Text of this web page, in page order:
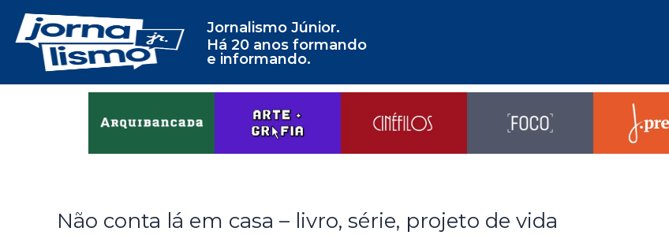
Jornalismo Júnior.
Há 20 anos formando
e informando.
Não conta lá em casa – livro, série, projeto de vida